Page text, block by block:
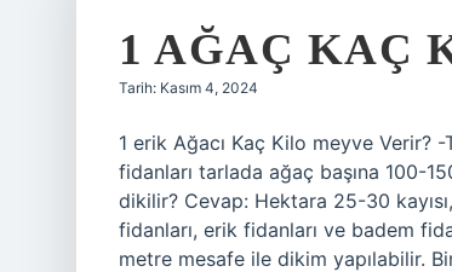
1 AĞAÇ KAÇ
Tarih: Kasım 4, 2024
1 erik Ağacı Kaç Kilo meyve Verir?
fidanları tarlada ağaç başına 100-
dikilir? Cevap: Hektara 25-30
fidanları, erik fidanları ve badem
metre mesafe ile dikim yapılabilir.